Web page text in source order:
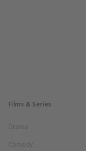
Films & Series
Drama
Comedy